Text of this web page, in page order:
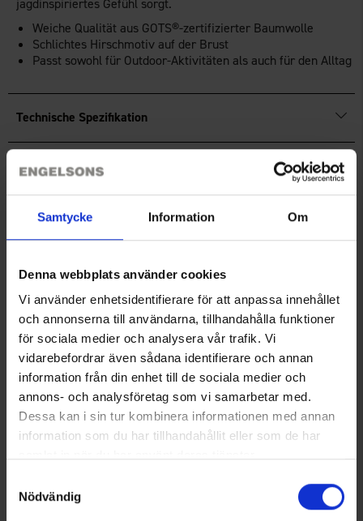
Samtycke Information Om
Denna webbplats använder cookies
Vi använder enhetsidentifierare för att anpassa innehållet
och annonserna till användarna, tillhandahålla funktioner
för sociala medier och analysera vår trafik. Vi
vidarebefordrar även sådana identifierare och annan
information från din enhet till de sociala medier och
annons- och analysföretag som vi samarbetar med.
Dessa kan i sin tur kombinera informationen med annan
information som du har tillhandahållit eller som de har
Nödvändig
jagdinspiriertes Gefühl sorgt.
Weiche Qualität aus GOTS®-zertifizierter Baumwolle
Schlichtes Hirschmotiv auf der Brust
Passt sowohl für Outdoor-Aktivitäten als auch für den Alltag
Technische Spezifikation
Größenguide
Bewertungen
Sie benötigen vielleicht auch
Herren Outdoorhose Duved